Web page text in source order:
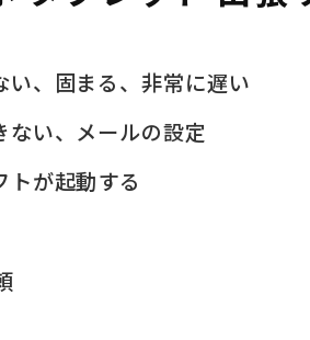
、固まる、非常に遅い
い、メールの設定
が起動する